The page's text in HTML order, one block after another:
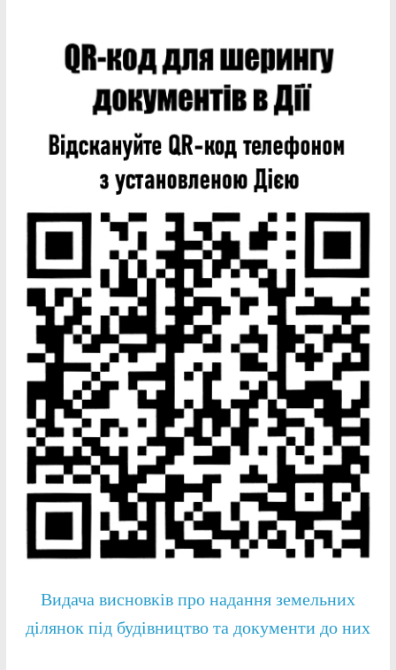
Видача висновків про надання земельних
ділянок під будівництво та документи до них